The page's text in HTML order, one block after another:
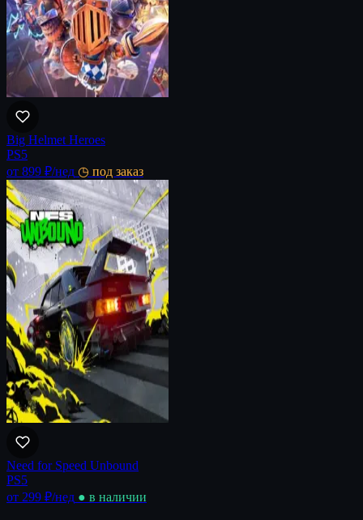
Big Helmet Heroes
PS5
от 899 ₽/нед ◷ под заказ
Need for Speed Unbound
PS5
от 299 ₽/нед ● в наличии